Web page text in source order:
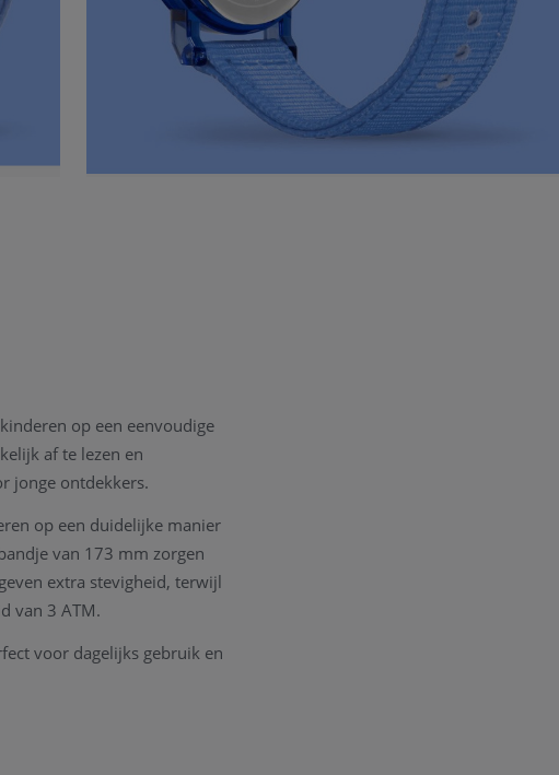
op een eenvoudige
af te lezen en
jonge ontdekkers.
op een duidelijke manier
van 173 mm zorgen
extra stevigheid, terwijl
van 3 ATM.
voor dagelijks gebruik en